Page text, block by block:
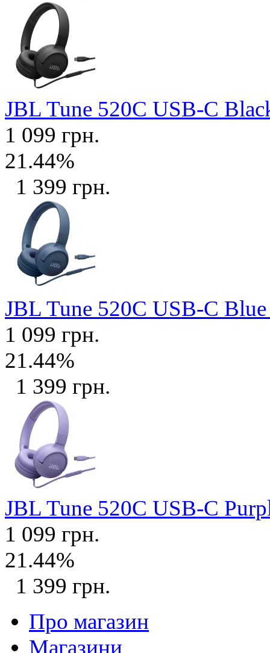
JBL Tune 520C USB-C
1 099 грн.
21.44%
1 399 грн.
JBL Tune 520C USB-C
1 099 грн.
21.44%
1 399 грн.
JBL Tune 520C USB-C
1 099 грн.
21.44%
1 399 грн.
Про магазин
Магазини